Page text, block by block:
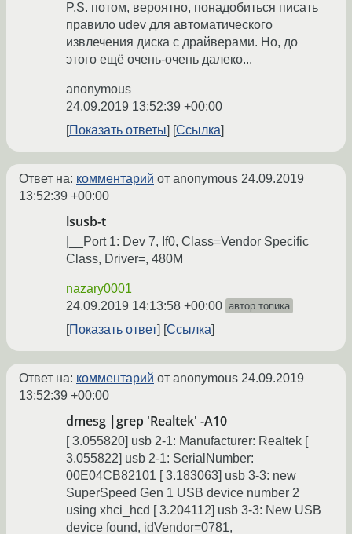
P.S. потом, вероятно, понадобиться писать
правило udev для автоматического
извлечения диска с драйверами. Но, до
этого ещё очень-очень далеко...
anonymous
24.09.2019 13:52:39 +00:00
Показать ответы
Ссылка
Ответ на: комментарий от anonymous 24.09.2019
13:52:39 +00:00
lsusb-t
|__Port 1: Dev 7, If0, Class=Vendor Specific
Class, Driver=, 480M
nazary0001
24.09.2019 14:13:58 +00:00 автор топика
Показать ответ Ссылка
Ответ на: комментарий от anonymous 24.09.2019
13:52:39 +00:00
dmesg |grep 'Realtek' -A10
[ 3.055820] usb 2-1: Manufacturer: Realtek [
3.055822] usb 2-1: SerialNumber:
00E04CB82101 [ 3.183063] usb 3-3: new
SuperSpeed Gen 1 USB device number 2
using xhci_hcd [ 3.204112] usb 3-3: New USB
device found, idVendor=0781,